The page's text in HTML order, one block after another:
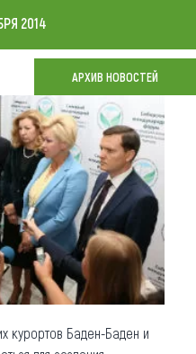
2014
АРХИВ НОВОСТЕЙ
курортов Баден-Баден и